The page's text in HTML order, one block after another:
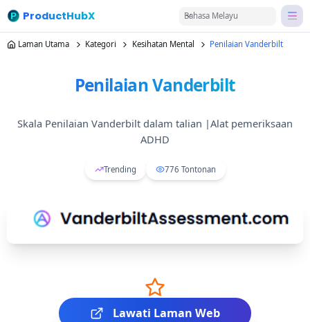
ProductHubX Bahasa Melayu
Laman Utama Kategori Kesihatan Mental Penilaian Vanderbilt
Penilaian Vanderbilt
Skala Penilaian Vanderbilt dalam talian |Alat pemeriksaan
ADHD
Trending 776 Tontonan
Lawati Laman Web